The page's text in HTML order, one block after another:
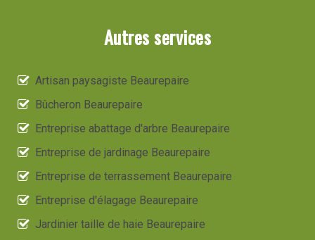
Autres services
Artisan paysagiste Beaurepaire
Bûcheron Beaurepaire
Entreprise abattage d'arbre Beaurepaire
Entreprise de jardinage Beaurepaire
Entreprise de terrassement Beaurepaire
Entreprise d'élagage Beaurepaire
Jardinier taille de haie Beaurepaire